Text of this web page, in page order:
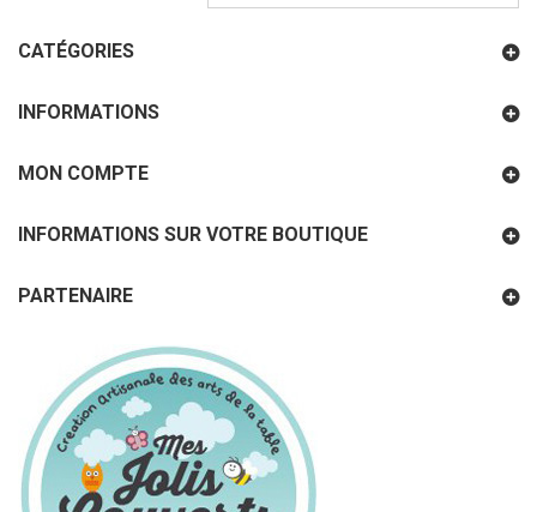
CATÉGORIES
INFORMATIONS
MON COMPTE
INFORMATIONS SUR VOTRE BOUTIQUE
PARTENAIRE